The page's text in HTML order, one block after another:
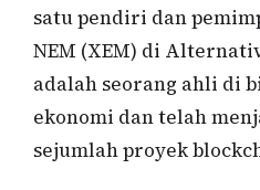
satu pendiri dan
NEM (XEM) di
adalah seorang ahli di
ekonomi dan telah
sejumlah proyek